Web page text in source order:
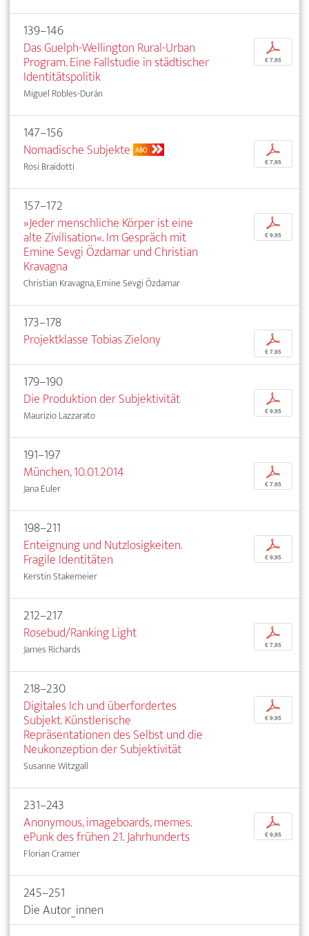
139–146
Das Guelph-Wellington Rural-Urban
Program. Eine Fallstudie in städtischer
Identitätspolitik
Miguel Robles-Durán
p
€ 7,95
147–156
Nomadische Subjekte ABO
Rosi Braidotti
p
€ 7,95
157–172
»Jeder menschliche Körper ist eine
alte Zivilisation«. Im Gespräch mit
Emine Sevgi Özdamar und Christian
Kravagna
Christian Kravagna, Emine Sevgi Özdamar
p
€ 9,95
173–178
Projektklasse Tobias Zielony
p
€ 7,95
179–190
Die Produktion der Subjektivität
Maurizio Lazzarato
p
€ 9,95
191–197
München, 10.01.2014
Jana Euler
p
€ 7,95
198–211
Enteignung und Nutzlosigkeiten.
Fragile Identitäten
Kerstin Stakemeier
p
€ 9,95
212–217
Rosebud/Ranking Light
James Richards
p
€ 7,95
218–230
Digitales Ich und überfordertes
Subjekt. Künstlerische
Repräsentationen des Selbst und die
Neukonzeption der Subjektivität
Susanne Witzgall
p
€ 9,95
231–243
Anonymous, imageboards, memes.
ePunk des frühen 21. Jahrhunderts
Florian Cramer
p
€ 9,95
245–251
Die Autor_innen